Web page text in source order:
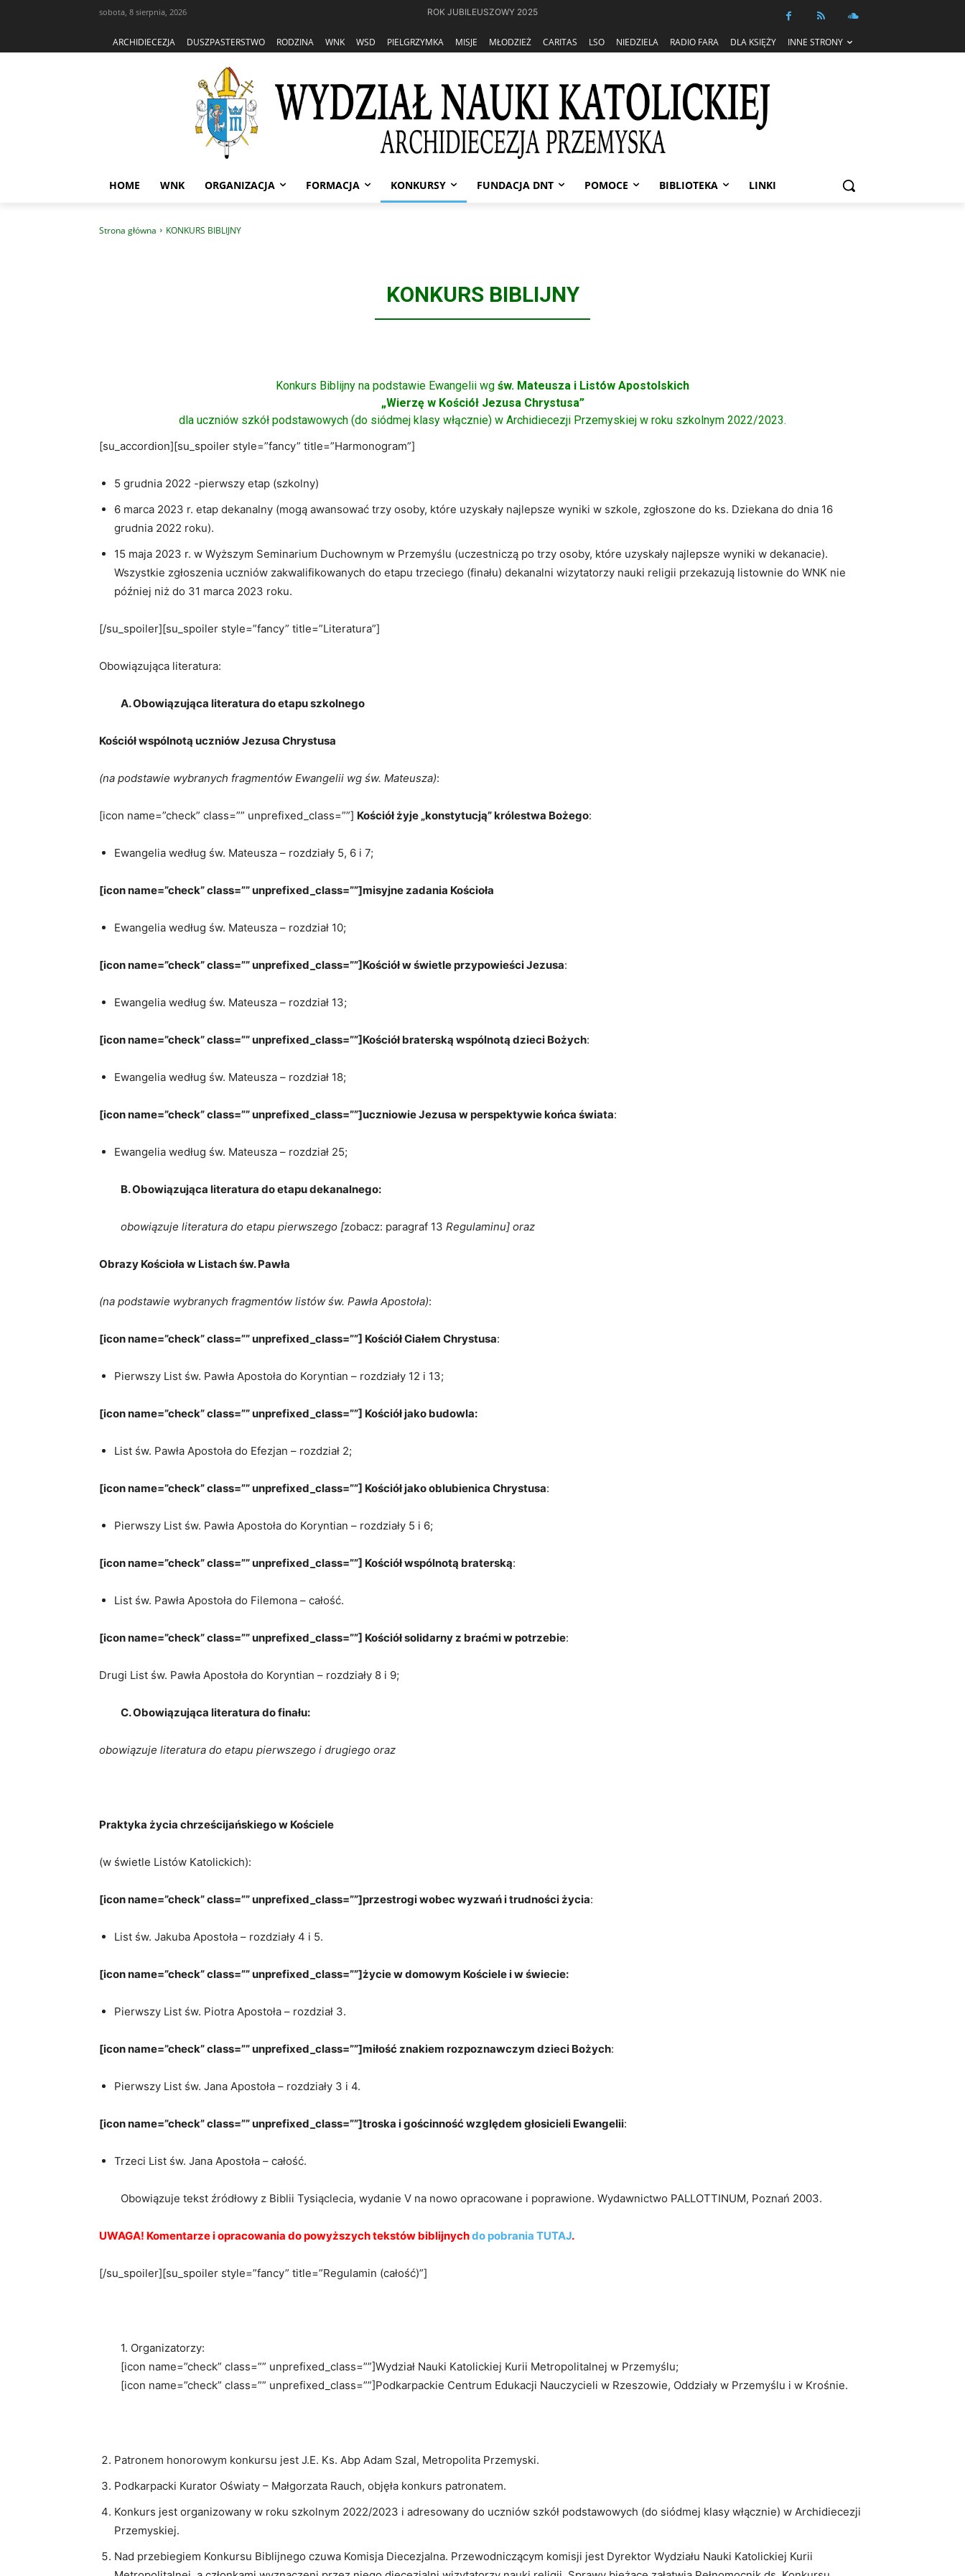
sobota, 8 sierpnia, 2026 ROK JUBILEUSZOWY 2025
ARCHIDIECEZJA DUSZPASTERSTWO RODZINA WNK WSD PIELGRZYMKA MISJE MŁODZIEŻ CARITAS LSO NIEDZIELA RADIO FARA DLA KSIĘŻY INNE STRONY
HOME WNK ORGANIZACJA FORMACJA KONKURSY FUNDACJA DNT POMOCE BIBLIOTEKA LINKI
Strona główna KONKURS BIBLIJNY
KONKURS BIBLIJNY
Konkurs Biblijny na podstawie Ewangelii wg św. Mateusza i Listów Apostolskich
„Wierzę w Kościół Jezusa Chrystusa”
dla uczniów szkół podstawowych (do siódmej klasy włącznie) w Archidiecezji Przemyskiej w roku szkolnym 2022/2023.
[su_accordion][su_spoiler style=”fancy” title=”Harmonogram”]
5 grudnia 2022 -pierwszy etap (szkolny)
6 marca 2023 r. etap dekanalny (mogą awansować trzy osoby, które uzyskały najlepsze wyniki w szkole, zgłoszone do ks. Dziekana do dnia 16
grudnia 2022 roku).
15 maja 2023 r. w Wyższym Seminarium Duchownym w Przemyślu (uczestniczą po trzy osoby, które uzyskały najlepsze wyniki w dekanacie).
Wszystkie zgłoszenia uczniów zakwalifikowanych do etapu trzeciego (finału) dekanalni wizytatorzy nauki religii przekazują listownie do WNK nie
później niż do 31 marca 2023 roku.
[/su_spoiler][su_spoiler style=”fancy” title=”Literatura”]
Obowiązująca literatura:
A. Obowiązująca literatura do etapu szkolnego
Kościół wspólnotą uczniów Jezusa Chrystusa
(na podstawie wybranych fragmentów Ewangelii wg św. Mateusza):
[icon name=”check” class=”” unprefixed_class=””] Kościół żyje „konstytucją” królestwa Bożego:
Ewangelia według św. Mateusza – rozdziały 5, 6 i 7;
[icon name=”check” class=”” unprefixed_class=””]misyjne zadania Kościoła
Ewangelia według św. Mateusza – rozdział 10;
[icon name=”check” class=”” unprefixed_class=””]Kościół w świetle przypowieści Jezusa:
Ewangelia według św. Mateusza – rozdział 13;
[icon name=”check” class=”” unprefixed_class=””]Kościół braterską wspólnotą dzieci Bożych:
Ewangelia według św. Mateusza – rozdział 18;
[icon name=”check” class=”” unprefixed_class=””]uczniowie Jezusa w perspektywie końca świata:
Ewangelia według św. Mateusza – rozdział 25;
B. Obowiązująca literatura do etapu dekanalnego:
obowiązuje literatura do etapu pierwszego [zobacz: paragraf 13 Regulaminu] oraz
Obrazy Kościoła w Listach św. Pawła
(na podstawie wybranych fragmentów listów św. Pawła Apostoła):
[icon name=”check” class=”” unprefixed_class=””] Kościół Ciałem Chrystusa:
Pierwszy List św. Pawła Apostoła do Koryntian – rozdziały 12 i 13;
[icon name=”check” class=”” unprefixed_class=””] Kościół jako budowla:
List św. Pawła Apostoła do Efezjan – rozdział 2;
[icon name=”check” class=”” unprefixed_class=””] Kościół jako oblubienica Chrystusa:
Pierwszy List św. Pawła Apostoła do Koryntian – rozdziały 5 i 6;
[icon name=”check” class=”” unprefixed_class=””] Kościół wspólnotą braterską:
List św. Pawła Apostoła do Filemona – całość.
[icon name=”check” class=”” unprefixed_class=””] Kościół solidarny z braćmi w potrzebie:
Drugi List św. Pawła Apostoła do Koryntian – rozdziały 8 i 9;
C. Obowiązująca literatura do finału:
obowiązuje literatura do etapu pierwszego i drugiego oraz
Praktyka życia chrześcijańskiego w Kościele
(w świetle Listów Katolickich):
[icon name=”check” class=”” unprefixed_class=””]przestrogi wobec wyzwań i trudności życia:
List św. Jakuba Apostoła – rozdziały 4 i 5.
[icon name=”check” class=”” unprefixed_class=””]życie w domowym Kościele i w świecie:
Pierwszy List św. Piotra Apostoła – rozdział 3.
[icon name=”check” class=”” unprefixed_class=””]miłość znakiem rozpoznawczym dzieci Bożych:
Pierwszy List św. Jana Apostoła – rozdziały 3 i 4.
[icon name=”check” class=”” unprefixed_class=””]troska i gościnność względem głosicieli Ewangelii:
Trzeci List św. Jana Apostoła – całość.
Obowiązuje tekst źródłowy z Biblii Tysiąclecia, wydanie V na nowo opracowane i poprawione. Wydawnictwo PALLOTTINUM, Poznań 2003.
UWAGA! Komentarze i opracowania do powyższych tekstów biblijnychdo pobrania TUTAJ.
[/su_spoiler][su_spoiler style=”fancy” title=”Regulamin (całość)”]
1. Organizatorzy:
[icon name=”check” class=”” unprefixed_class=””]Wydział Nauki Katolickiej Kurii Metropolitalnej w Przemyślu;
[icon name=”check” class=”” unprefixed_class=””]Podkarpackie Centrum Edukacji Nauczycieli w Rzeszowie, Oddziały w Przemyślu i w Krośnie.
Patronem honorowym konkursu jest J.E. Ks. Abp Adam Szal, Metropolita Przemyski.
Podkarpacki Kurator Oświaty – Małgorzata Rauch, objęła konkurs patronatem.
Konkurs jest organizowany w roku szkolnym 2022/2023 i adresowany do uczniów szkół podstawowych (do siódmej klasy włącznie) w Archidiecezji
Przemyskiej.
Nad przebiegiem Konkursu Biblijnego czuwa Komisja Diecezjalna. Przewodniczącym komisji jest Dyrektor Wydziału Nauki Katolickiej Kurii